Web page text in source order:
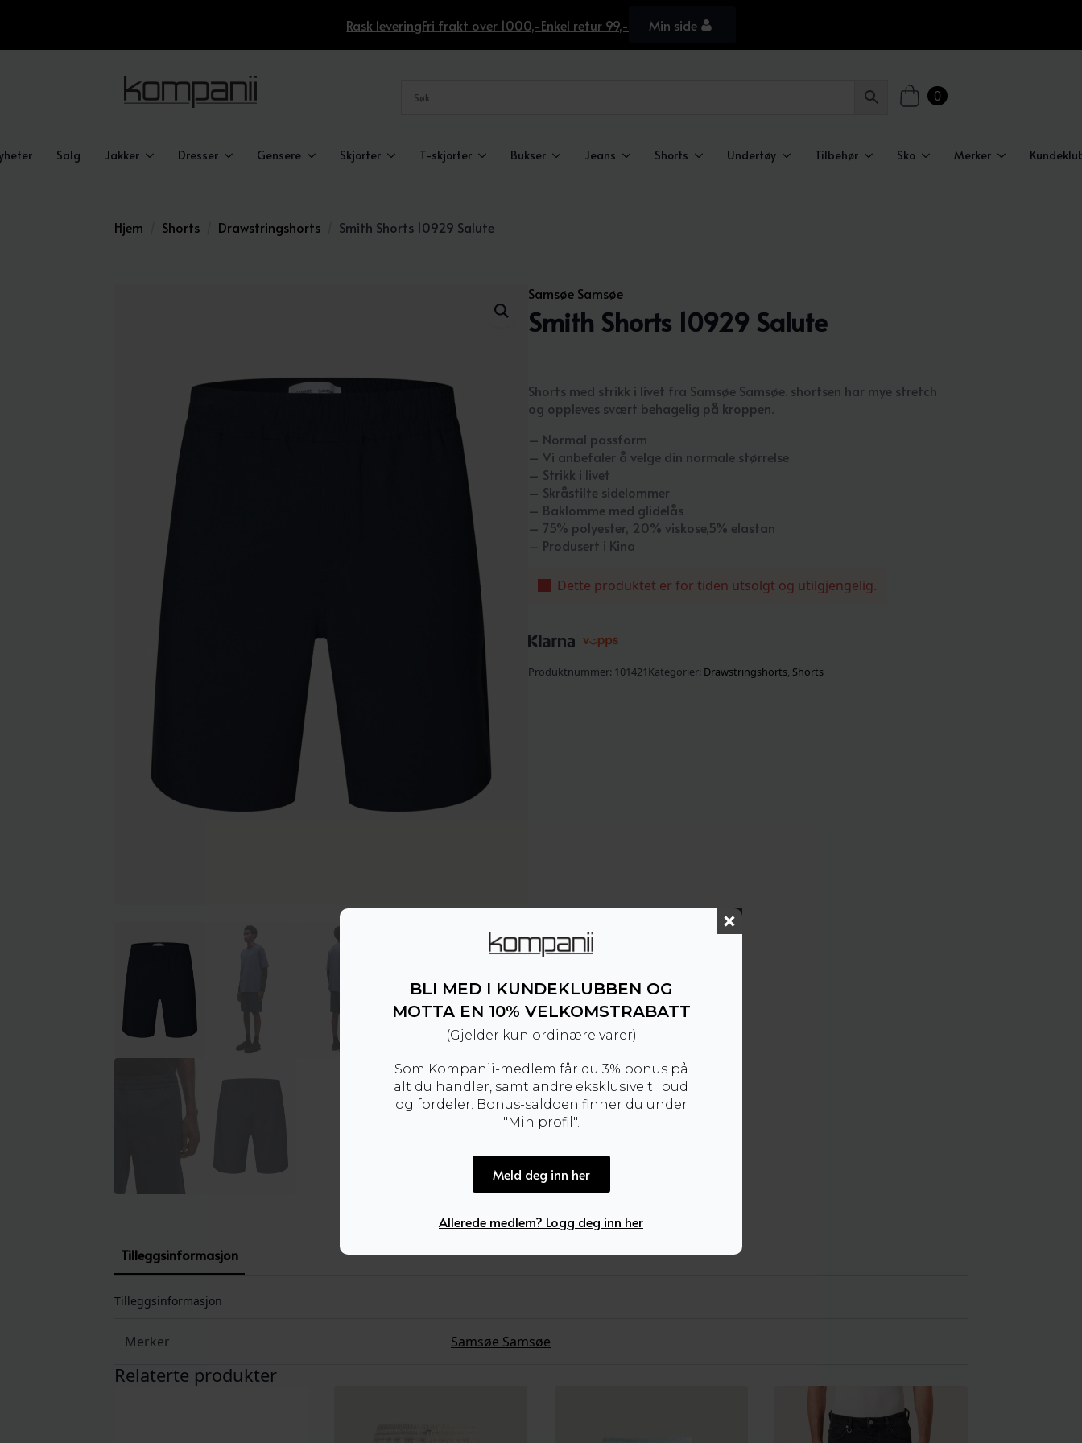
Rask leveringFri frakt over 1000,-Enkel retur 99,- Min side
0
Salg Jakker Dresser Gensere Skjorter T-skjorter Bukser Jeans Shorts Undertøy Tilbehør Sko Merker
Hjem Shorts Drawstringshorts Smith Shorts 10929 Salute
Samsøe Samsøe
Smith Shorts 10929 Salute
Shorts med strikk i livet fra Samsøe Samsøe. shortsen har mye stretch
og oppleves svært behagelig på kroppen.
– Normal passform
– Vi anbefaler å velge din normale størrelse
– Strikk i livet
– Skråstilte sidelommer
– Baklomme med glidelås
– 75% polyester, 20% viskose,5% elastan
– Produsert i Kina
Dette produktet er for tiden utsolgt og utilgjengelig.
Produktnummer: 101421Kategorier: Drawstringshorts, Shorts
Tilleggsinformasjon
Tilleggsinformasjon
Merker Samsøe Samsøe
Relaterte produkter
BLI MED I KUNDEKLUBBEN OG
MOTTA EN 10% VELKOMSTRABATT
(Gjelder kun ordinære varer)
Som Kompanii-medlem får du 3% bonus på
alt du handler, samt andre eksklusive tilbud
og fordeler. Bonus-saldoen finner du under
"Min profil".
Meld deg inn her
Allerede medlem? Logg deg inn her